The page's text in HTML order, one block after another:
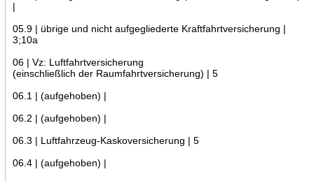
|
05.9 | übrige und nicht aufgegliederte Kraftfahrtversicherung |
3;10a
06 | Vz: Luftfahrtversicherung
(einschließlich der Raumfahrtversicherung) | 5
06.1 | (aufgehoben) |
06.2 | (aufgehoben) |
06.3 | Luftfahrzeug-Kaskoversicherung | 5
06.4 | (aufgehoben) |